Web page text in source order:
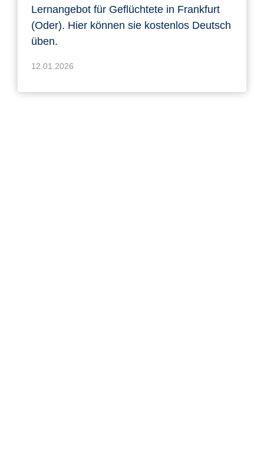
12.01.2026
Lernangebot für Geflüchtete in Frankfurt
(Oder). Hier können sie kostenlos Deutsch
üben.